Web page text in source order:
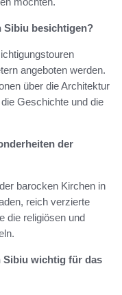
Sibiu besichtigen?
angeboten werden.
über die Architektur
Geschichte und die
der
barocken Kirchen in
reich verzierte
die religiösen und
Sibiu wichtig für das